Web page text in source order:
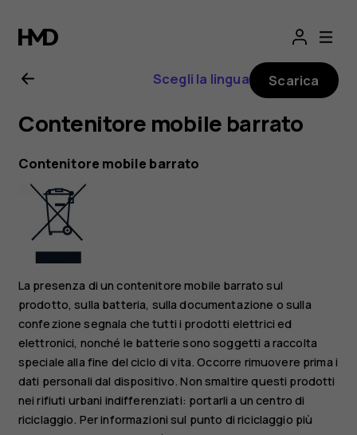
Manuale
d’uso
del
Nokia
Plus
Scegli la lingua Scarica
Contenitore mobile barrato
Contenitore mobile barrato
La presenza di un contenitore mobile barrato sul
prodotto, sulla batteria, sulla documentazione o sulla
confezione segnala che tutti i prodotti elettrici ed
elettronici, nonché le batterie sono soggetti a raccolta
speciale alla fine del ciclo di vita. Occorre rimuovere prima i
dati personali dal dispositivo. Non smaltire questi prodotti
nei rifiuti urbani indifferenziati: portarli a un centro di
riciclaggio. Per informazioni sul punto di riciclaggio più